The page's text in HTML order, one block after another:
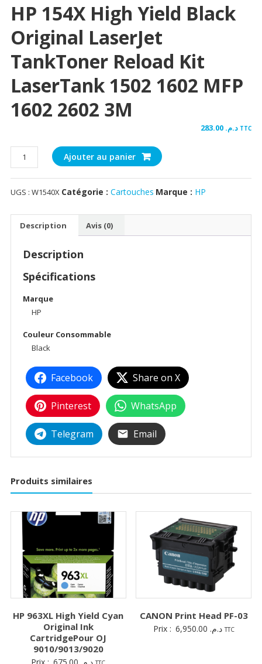
HP 154X High Yield Black
Original LaserJet
TankToner Reload Kit
LaserTank 1502 1602 MFP
1602 2602 3M
د.م. TTC
quantité
de
HP
154X
LaserJet
TankToner
LaserTank
1602
2602
Ajouter au panier
UGS : W1540X Catégorie : Cartouches Marque : HP
Description Avis (0)
Description
Spécifications
Marque
HP
Couleur Consommable
Black
Facebook Share on X
Pinterest WhatsApp
Telegram Email
Produits similaires
HP 963XL High Yield Cyan
Original Ink
CartridgePour OJ
9010/9013/9020
CANON Print Head PF-03
Prix : د.م. TTC